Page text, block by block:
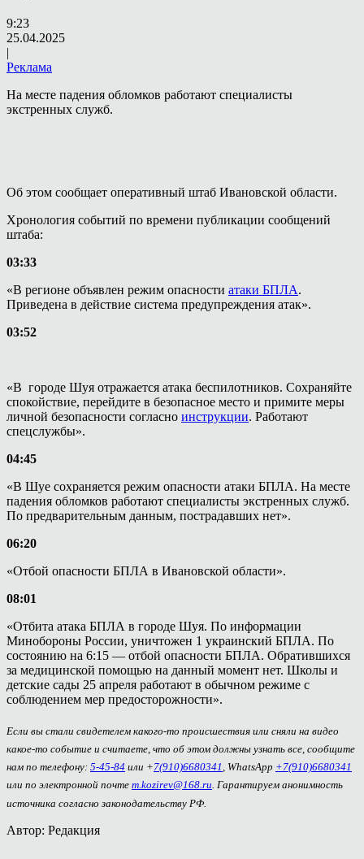
9:23
25.04.2025
|
Реклама
На месте падения обломков работают специалисты
экстренных служб.
Об этом сообщает оперативный штаб Ивановской области.
Хронология событий по времени публикации сообщений
штаба:
03:33
«В регионе объявлен режим опасности атаки БПЛА.
Приведена в действие система предупреждения атак».
03:52
«В городе Шуя отражается атака беспилотников. Сохраняйте
спокойствие, перейдите в безопасное место и примите меры
личной безопасности согласно инструкции. Работают
спецслужбы».
04:45
«В Шуе сохраняется режим опасности атаки БПЛА. На месте
падения обломков работают специалисты экстренных служб.
По предварительным данным, пострадавших нет».
06:20
«Отбой опасности БПЛА в Ивановской области».
08:01
«Отбита атака БПЛА в городе Шуя. По информации
Минобороны России, уничтожен 1 украинский БПЛА. По
состоянию на 6:15 — отбой опасности БПЛА. Обратившихся
за медицинской помощью на данный момент нет. Школы и
детские сады 25 апреля работают в обычном режиме с
соблюдением мер предосторожности».
Если вы стали свидетелем какого-то происшествия или сняли на видео
какое-то событие и считаете, что об этом должны узнать все, сообщите
нам по телефону: 5-45-84 или +7(910)6680341 , WhatsApp +7(910)6680341
или по электронной почте m.kozirev@168.ru. Гарантируем анонимность
источника согласно законодательству РФ.
Автор: Редакция